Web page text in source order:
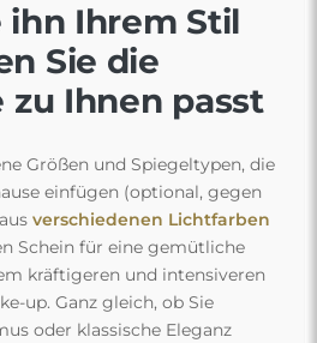
ihn Ihrem Stil
Sie die
zu Ihnen passt
Größen und Spiegeltypen, die
einfügen (optional, gegen
verschiedenen Lichtfarben
Schein für eine gemütliche
kräftigeren und intensiveren
up. Ganz gleich, ob Sie
oder klassische Eleganz